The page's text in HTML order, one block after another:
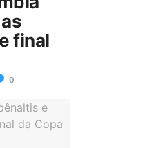
final
0